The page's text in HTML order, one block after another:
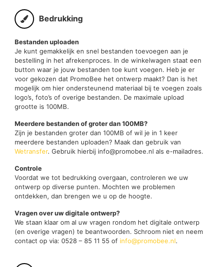
Bedrukking
Bestanden uploaden
Je kunt gemakkelijk en snel bestanden toevoegen aan je
bestelling in het afrekenproces. In de winkelwagen staat een
button waar je jouw bestanden toe kunt voegen. Heb je er
voor gekozen dat PromoBee het ontwerp maakt? Dan is het
mogelijk om hier ondersteunend materiaal bij te voegen zoals
logo’s, foto’s of overige bestanden. De maximale upload
grootte is 100MB.
Meerdere bestanden of groter dan 100MB?
Zijn je bestanden groter dan 100MB of wil je in 1 keer
meerdere bestanden uploaden? Maak dan gebruik van
Wetransfer. Gebruik hierbij info@promobee.nl als e-mailadres.
Controle
Voordat we tot bedrukking overgaan, controleren we uw
ontwerp op diverse punten. Mochten we problemen
ontdekken, dan brengen we u op de hoogte.
Vragen over uw digitale ontwerp?
We staan klaar om al uw vragen rondom het digitale ontwerp
(en overige vragen) te beantwoorden. Schroom niet en neem
contact op via: 0528 – 85 11 55 of info@promobee.nl.